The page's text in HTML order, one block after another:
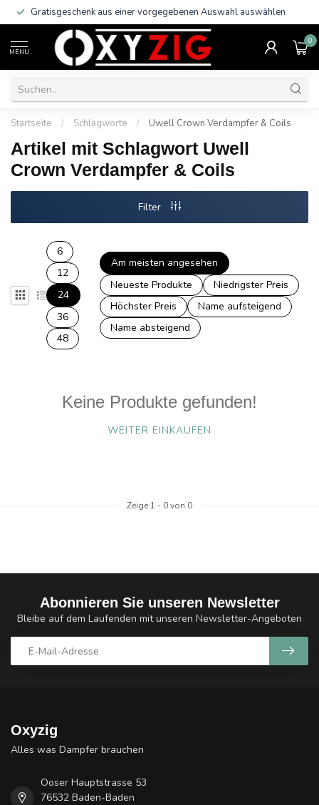
Gratisgeschenk aus einer vorgegebenen Auswahl auswählen
MENU
0
Startseite / Schlagworte / Uwell Crown Verdampfer & Coils
Artikel mit Schlagwort Uwell
Crown Verdampfer & Coils
Filter
6
12
24
36
48
Am meisten angesehen
Neueste Produkte
Niedrigster Preis
Höchster Preis
Name aufsteigend
Name absteigend
Keine Produkte gefunden!
WEITER EINKAUFEN
Zeige 1 - 0von 0
Abonnieren Sie unseren Newsletter
Bleibe auf dem Laufenden mit unseren Newsletter-Angeboten
Oxyzig
Alles was Dampfer brauchen
Ooser Hauptstrasse 53
76532 Baden-Baden